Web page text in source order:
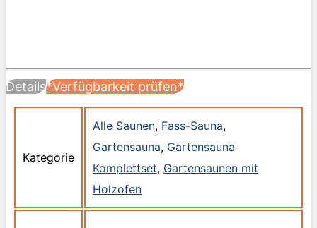
Details*Verfügbarkeit prüfen*
Kategorie
Alle Saunen, Fass-Sauna,
Gartensauna, Gartensauna
Komplettset, Gartensaunen mit
Holzofen